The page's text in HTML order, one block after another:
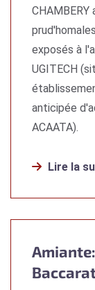
exposés à
UGITECH
anticipée
ACAATA).
Lire la